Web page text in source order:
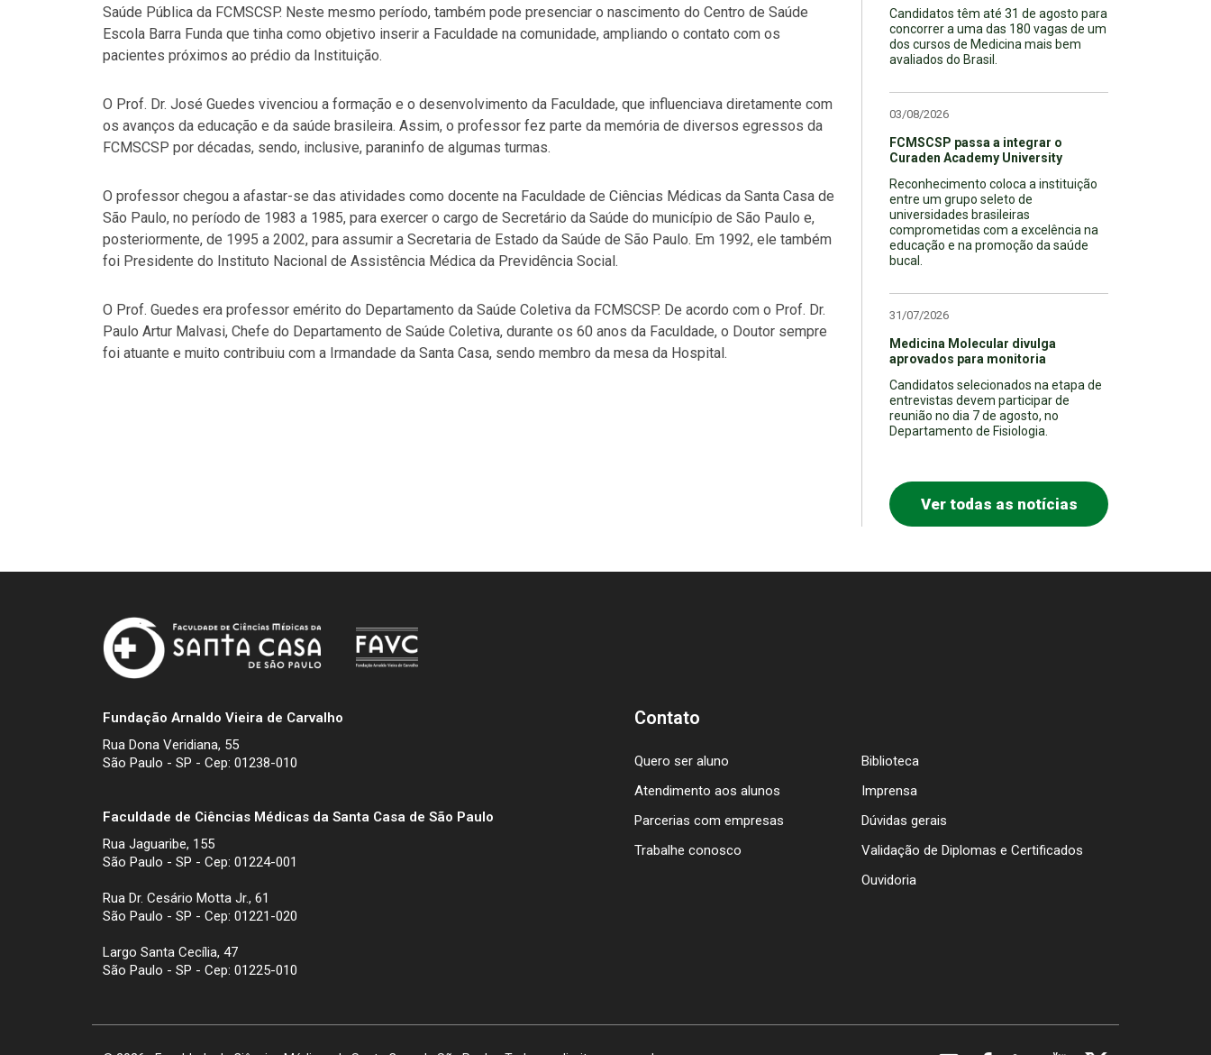
Saúde Pública da FCMSCSP. Neste mesmo período, também pode presenciar o nascimento do Centro de Saúde
Escola Barra Funda que tinha como objetivo inserir a Faculdade na comunidade, ampliando o contato com os
pacientes próximos ao prédio da Instituição.
O Prof. Dr. José Guedes vivenciou a formação e o desenvolvimento da Faculdade, que influenciava diretamente com
os avanços da educação e da saúde brasileira. Assim, o professor fez parte da memória de diversos egressos da
FCMSCSP por décadas, sendo, inclusive, paraninfo de algumas turmas.
O professor chegou a afastar-se das atividades como docente na Faculdade de Ciências Médicas da Santa Casa de
São Paulo, no período de 1983 a 1985, para exercer o cargo de Secretário da Saúde do município de São Paulo e,
posteriormente, de 1995 a 2002, para assumir a Secretaria de Estado da Saúde de São Paulo. Em 1992, ele também
foi Presidente do Instituto Nacional de Assistência Médica da Previdência Social.
O Prof. Guedes era professor emérito do Departamento da Saúde Coletiva da FCMSCSP. De acordo com o Prof. Dr.
Paulo Artur Malvasi, Chefe do Departamento de Saúde Coletiva, durante os 60 anos da Faculdade, o Doutor sempre
foi atuante e muito contribuiu com a Irmandade da Santa Casa, sendo membro da mesa da Hospital.
Candidatos têm até 31 de agosto para
concorrer a uma das 180 vagas de um
dos cursos de Medicina mais bem
avaliados do Brasil.
03/08/2026
FCMSCSP passa a integrar o
Curaden Academy University
Reconhecimento coloca a instituição
entre um grupo seleto de
universidades brasileiras
comprometidas com a excelência na
educação e na promoção da saúde
bucal.
31/07/2026
Medicina Molecular divulga
aprovados para monitoria
Candidatos selecionados na etapa de
entrevistas devem participar de
reunião no dia 7 de agosto, no
Departamento de Fisiologia.
Ver todas as notícias
Fundação Arnaldo Vieira de Carvalho
Rua Dona Veridiana, 55
São Paulo - SP - Cep: 01238-010
Faculdade de Ciências Médicas da Santa Casa de São Paulo
Rua Jaguaribe, 155
São Paulo - SP - Cep: 01224-001
Rua Dr. Cesário Motta Jr., 61
São Paulo - SP - Cep: 01221-020
Largo Santa Cecília, 47
São Paulo - SP - Cep: 01225-010
Contato
Quero ser aluno
Atendimento aos alunos
Parcerias com empresas
Trabalhe conosco
Biblioteca
Imprensa
Dúvidas gerais
Validação de Diplomas e Certificados
Ouvidoria